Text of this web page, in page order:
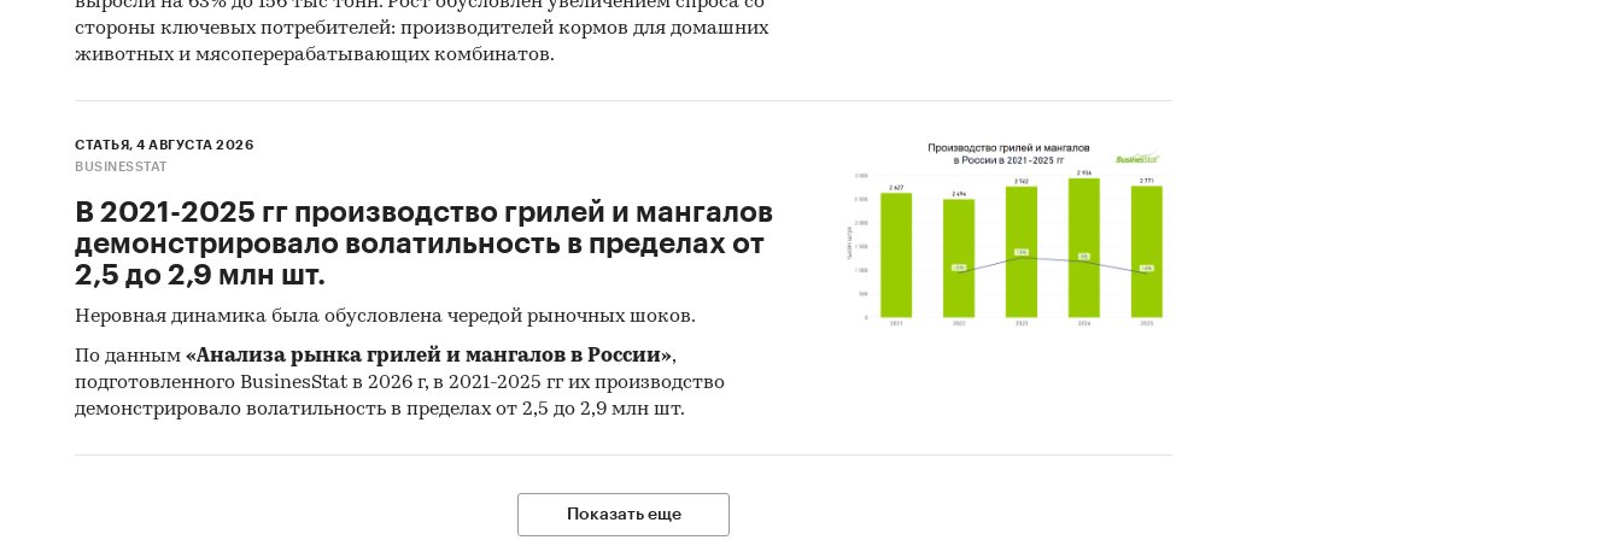
- На российском рынке сухих каш в последние годы нет
выраженного тренда.
торгового баланса было положительное и составляло 1256,8 т.
- Главными игроками среди российских производителей
являются АО `РУССКИЙ ПРОДУКТ`, ООО `НЕСТЛЕ РОССИЯ`, АО
`ВБД`.
- Лучшие производственные показатели демонстрирует Северо-
Западный ФО с объемом выпуска продукции, составляющим 11,8
тыс.т продукции.
- Лидером по импортным поставкам в 2021 г. является Словения
(более 84%), ведущий поставщик сухих каш - ATLANTIC DROGA
долей 53,4%, основные поставки сегмента из стран: Словения,
Швеция, Хорватия. Сегмент high-priced представлен долей в 27,7%
стороны ключевых потребителей: производителей кормов для домашних
животных и мясоперерабатывающих комбинатов.
СТАТЬЯ, 4 АВГУСТА 2026
BUSINESSTAT
В 2021-2025 гг производство грилей и мангалов
демонстрировало волатильность в пределах от
2,5 до 2,9 млн шт.
Неровная динамика была обусловлена чередой рыночных шоков.
По данным «Анализа рынка грилей и мангалов в России»,
подготовленного BusinesStat в 2026 г, в 2021-2025 гг их производство
демонстрировало волатильность в пределах от 2,5 до 2,9 млн шт.
Показать еще